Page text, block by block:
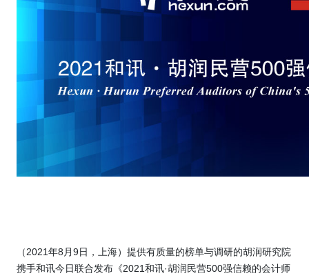
（2021年8 月9日，上海）提供有质量的榜单与调研的胡润研究院
携手和讯今日联合发布《2021和讯·胡润民营500强信赖的会计师